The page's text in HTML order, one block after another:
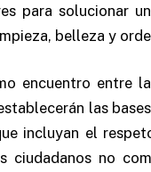
para solucionar
belleza y
encuentro entre
las
incluyan el
ciudadanos no